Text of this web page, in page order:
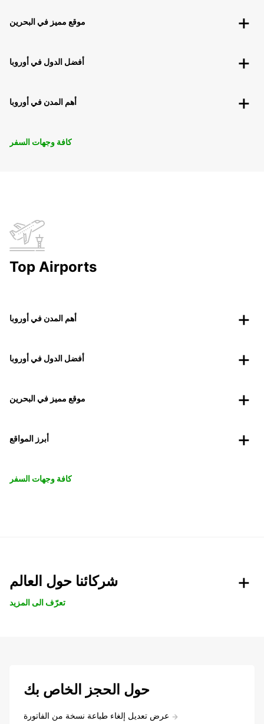
موقع مميز في البحرين
أفضل الدول في أوروبا
أهم المدن في أوروبا
كافة وجهات السفر
Top Airports
أهم المدن في أوروبا
أفضل الدول في أوروبا
موقع مميز في البحرين
أبرز المواقع
كافة وجهات السفر
شركائنا حول العالم
تعرّف الى المزيد
حول الحجز الخاص بك
عرض تعديل إلغاء طباعة نسخة من الفاتورة